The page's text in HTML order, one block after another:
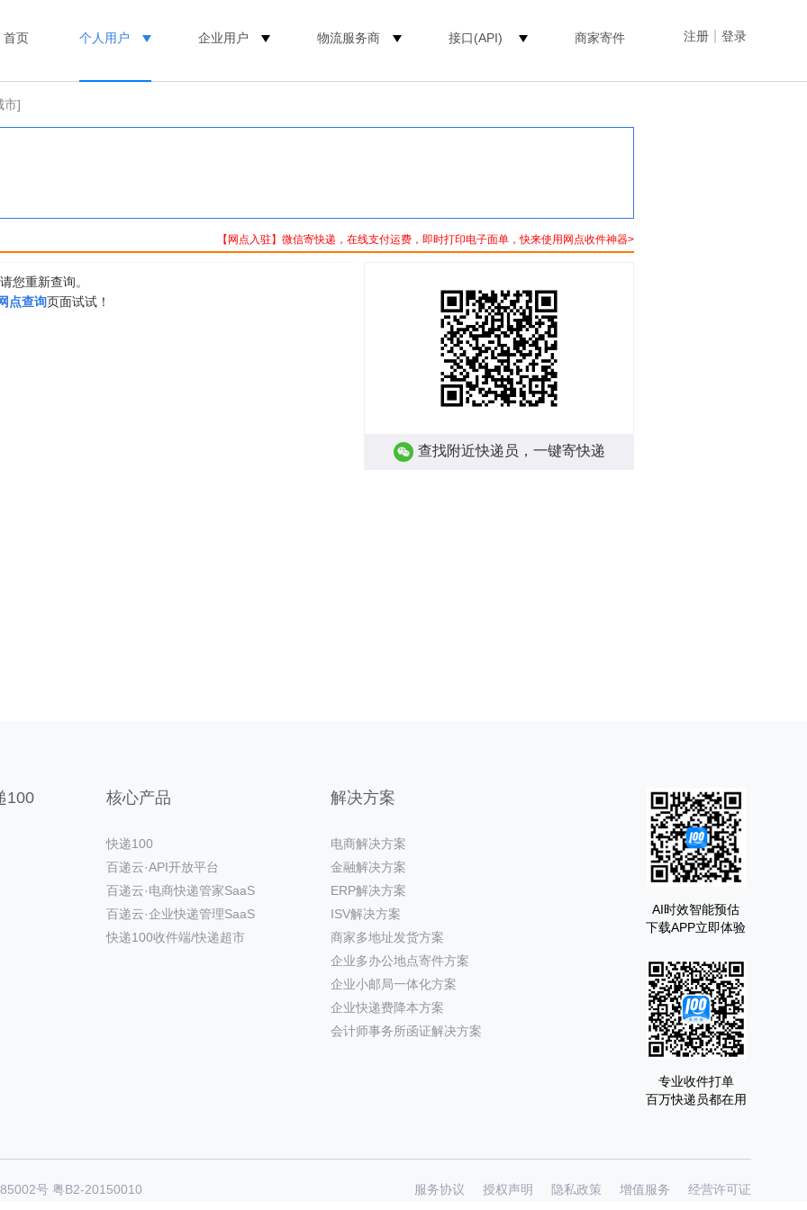
注册 登录
首页 个人用户 企业用户 物流服务商 接口(API) 商家寄件
市]
【网点入驻】微信寄快递，在线支付运费，即时打印电子面单，快来使用网点收件神器>
您重新查询。
点查询页面试试！
查找附近快递员，一键寄快递
100 核心产品
快递100
百递云·API开放平台
百递云·电商快递管家SaaS
百递云·企业快递管理SaaS
快递100收件端/快递超市
解决方案
电商解决方案
金融解决方案
ERP解决方案
ISV解决方案
商家多地址发货方案
企业多办公地点寄件方案
企业小邮局一体化方案
企业快递费降本方案
会计师事务所函证解决方案
AI时效智能预估
下载APP立即体验
专业收件打单
百万快递员都在用
号 粤B2-20150010 服务协议 授权声明 隐私政策 增值服务 经营许可证